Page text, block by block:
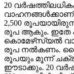
20
2,500
രൂപ ആകും. ഇതേ
കൊമേഴ്‌സ്യല്‍
രൂപ നല്‍കണം.
രൂപയും മൂന്ന്
ഈടാക്കും. 20